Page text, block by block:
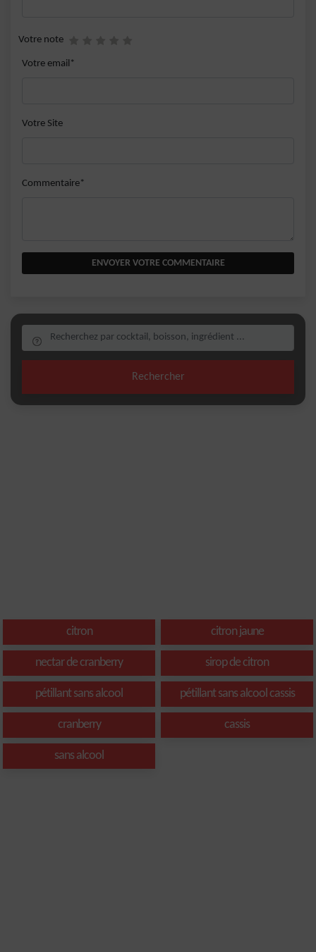
Votre note
Votre email*
Votre Site
Commentaire*
ENVOYER VOTRE COMMENTAIRE
Rechercher
citron citron jaune
nectar de cranberry sirop de citron
pétillant sans alcool pétillant sans alcool cassis
cranberry cassis
sans alcool